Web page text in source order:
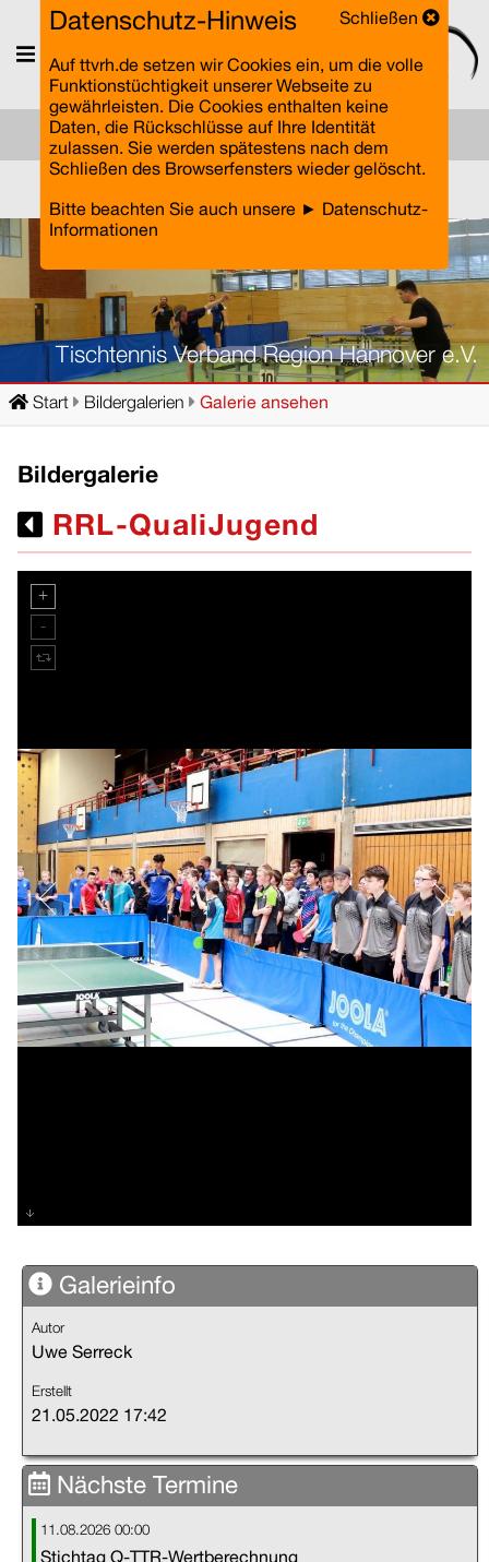
Menü
Schließen
Datenschutz-Hinweis
Auf ttvrh.de setzen wir Cookies ein, um die volle
Funktionstüchtigkeit unserer Webseite zu
gewährleisten. Die Cookies enthalten keine
Daten, die Rückschlüsse auf Ihre Identität
zulassen. Sie werden spätestens nach dem
Schließen des Browserfensters wieder gelöscht.
Bitte beachten Sie auch unsere ► Datenschutz-
Informationen
Tischtennis Verband Region Hannover e.V.
Start Bildergalerien Galerie ansehen
Bildergalerie
RRL-QualiJugend
Galerieinfo
Autor
Uwe Serreck
Erstellt
21.05.2022 17:42
Nächste Termine
11.08.2026 00:00